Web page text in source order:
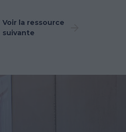
Voir la ressource
suivante